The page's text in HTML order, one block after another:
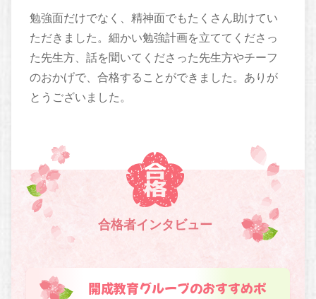
勉強面だけでなく、精神面でもたくさん助けてい
ただきました。細かい勉強計画を立ててくださっ
た先生方、話を聞いてくださった先生方やチーフ
のおかげで、合格することができました。ありが
とうございました。
合格者インタビュー
開成教育グループのおすすめポ